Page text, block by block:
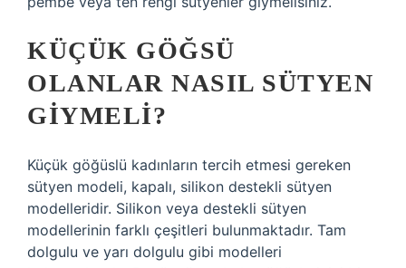
KÜÇÜK GÖĞSÜ
OLANLAR NASIL SÜTYEN
GIYMELI?
Küçük göğüslü kadınların tercih etmesi gereken
sütyen modeli, kapalı, silikon destekli sütyen
modelleridir. Silikon veya destekli sütyen
modellerinin farklı çeşitleri bulunmaktadır. Tam
dolgulu ve yarı dolgulu gibi modelleri